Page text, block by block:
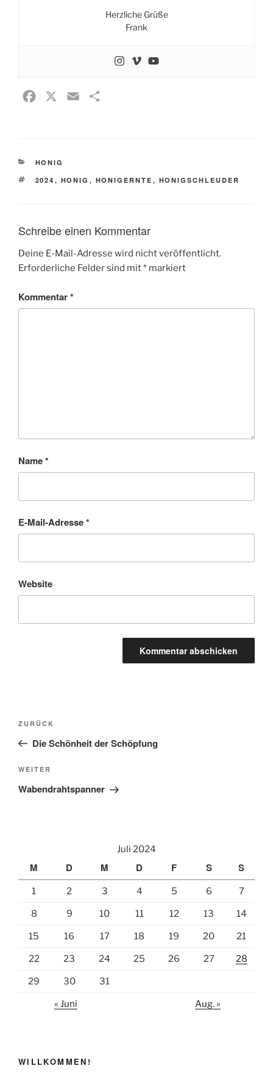
Herzliche Grüße
Frank
b
o
n
KATEGORIEN
HONIG
SCHLAGWÖRTER
2024 , HONIG , HONIGERNTE , HONIGSCHLEUDER
Schreibe einen Kommentar
Deine E-Mail-Adresse wird nicht veröffentlicht.
Erforderliche Felder sind mit* markiert
Kommentar*
Name*
E-Mail-Adresse*
Website
e
r
a
t
Beitragsnavigation
Vorheriger
Beitrag
ZURÜCK
Die Schönheit der Schöpfung
Nächster
Beitrag
WEITER
Wabendrahtspanner
Juli 2024
M D M D F S S
1 2 3 4 5 6 7
8 9 10 11 12 13 14
15 16 17 18 19 20 21
22 23 24 25 26 27 28
29 30 31
« Juni Aug. »
WILLKOMMEN!